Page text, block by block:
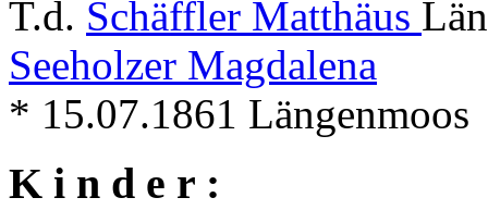
T.d. Schäffler Matthäus
Seeholzer Magdalena
* 15.07.1861 Längenmoos
K i n d e r :